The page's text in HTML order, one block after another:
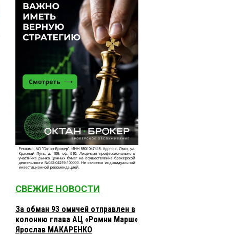
СВЕЖИЕ НОВОСТИ
За обман 93 омичей отправлен в
колонию глава АЦ «Ромни Марш»
Ярослав МАКАРЕНКО